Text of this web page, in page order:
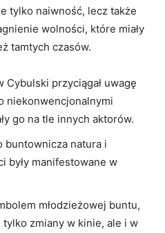
tylko naiwność, lecz także
wolności, które miały
tamtych czasów.
Cybulski przyciągał uwagę
niekonwencjonalnymi
go na tle innych aktorów.
buntownicza natura i
były manifestowane w
młodzieżowej buntu,
zmiany w kinie, ale i w